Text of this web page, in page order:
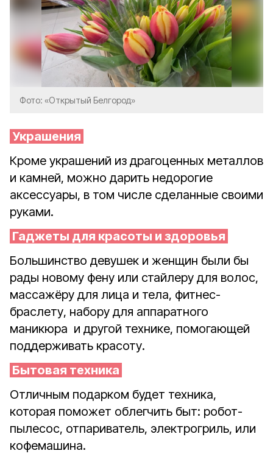
Фото: «Открытый Белгород»
Украшения
Кроме украшений из драгоценных металлов
и камней, можно дарить недорогие
аксессуары, в том числе сделанные своими
руками.
Гаджеты для красоты и здоровья
Большинство девушек и женщин были бы
рады новому фену или стайлеру для волос,
массажёру для лица и тела, фитнес-
браслету, набору для аппаратного
маникюра и другой технике, помогающей
поддерживать красоту.
Бытовая техника
Отличным подарком будет техника,
которая поможет облегчить быт: робот-
пылесос, отпариватель, электрогриль, или
кофемашина.